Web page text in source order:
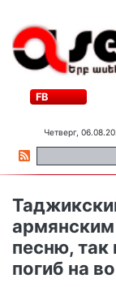
FB
Четверг,
песню, так
погиб на